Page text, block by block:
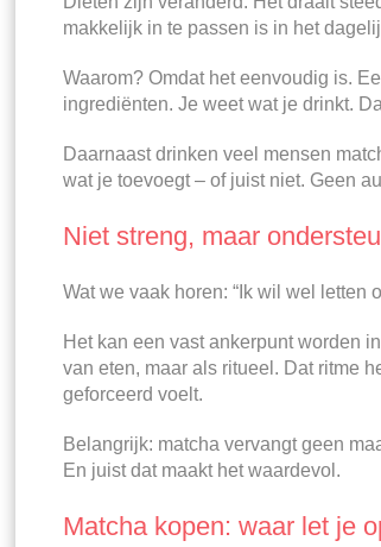
makkelijk in te passen is in het
Waarom? Omdat het eenvoudig is.
ingrediënten. Je weet wat je drinkt.
Daarnaast drinken veel mensen
wat je toevoegt – of juist niet. Geen
Niet streng, maar
Wat we vaak horen: “Ik wil wel letten
Het kan een vast ankerpunt worden
van eten, maar als ritueel. Dat ritme
geforceerd voelt.
Belangrijk: matcha vervangt geen
En juist dat maakt het waardevol.
Matcha kopen: waar let je